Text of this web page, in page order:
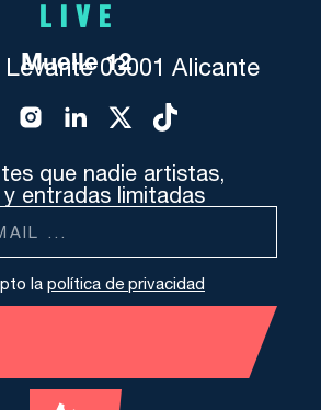
Muelle 1203001 Alicante
que nadie artistas,
entradas limitadas
la política de privacidad